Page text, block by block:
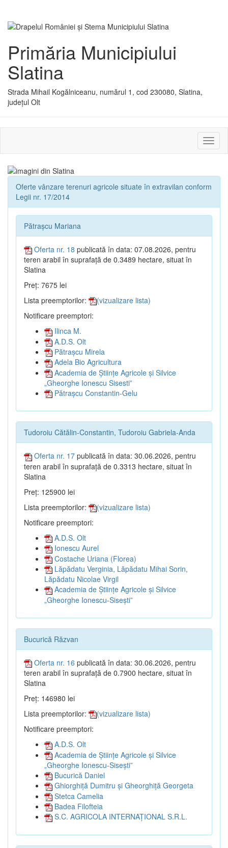
Primăria Municipiului
Slatina
Strada Mihail Kogălniceanu, numărul 1, cod 230080, Slatina,
județul Olt
sau
Oferte vânzare terenuri agricole situate în extravilan conform
Legii nr. 17/2014
Pătrașcu Mariana
Oferta nr. 18 publicată în data: 07.08.2026, pentru
teren arabil în suprafață de 0.3489 hectare, situat în
Slatina
Preț: 7675 lei
Lista preemptorilor:
(vizualizare lista)
Notificare preemptori:
Ilinca M.
A.D.S. Olt
Pătrașcu Mirela
Adela Bio Agricultura
Academia de Științe Agricole și Silvice
„Gheorghe Ionescu Sisesti”
Pătrașcu Constantin-Gelu
Tudoroiu Cătălin-Constantin, Tudoroiu Gabriela-Anda
Oferta nr. 17 publicată în data: 30.06.2026, pentru
teren arabil în suprafață de 0.3313 hectare, situat în
Slatina
Preț: 125900 lei
Lista preemptorilor:
(vizualizare lista)
Notificare preemptori:
A.D.S. Olt
Ionescu Aurel
Costache Uriana (Florea)
Lăpădatu Verginia, Lăpădatu Mihai Sorin,
Lăpădatu Nicolae Virgil
Academia de Științe Agricole și Silvice
„Gheorghe Ionescu-Sisești”
Bucurică Răzvan
Oferta nr. 16 publicată în data: 30.06.2026, pentru
teren arabil în suprafață de 0.7900 hectare, situat în
Slatina
Preț: 146980 lei
Lista preemptorilor:
(vizualizare lista)
Notificare preemptori:
A.D.S. Olt
Academia de Științe Agricole și Silvice
„Gheorghe Ionescu-Sisești”
Bucurică Daniel
Ghiorghiță Dumitru și Gheorghiță Georgeta
Stetca Camelia
Badea Filofteia
S.C. AGRICOLA INTERNAȚIONAL S.R.L.